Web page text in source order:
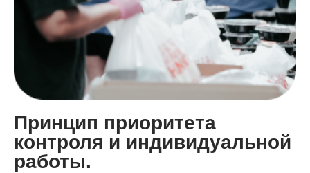
Принцип приоритета
контроля и индивидуальной
работы.